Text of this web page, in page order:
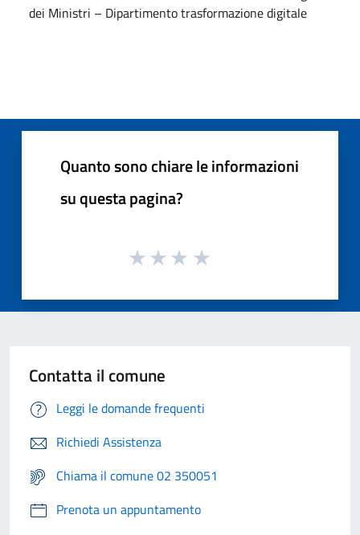
dei Ministri – Dipartimento trasformazione digitale
Quanto sono chiare le informazioni
su questa pagina?
Contatta il comune
Leggi le domande frequenti
Richiedi Assistenza
Chiama il comune 02 350051
Prenota un appuntamento